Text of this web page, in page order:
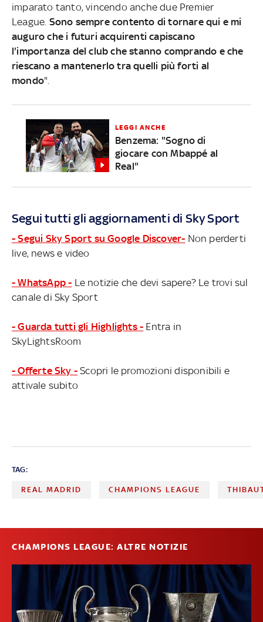
imparato tanto, vincendo anche due Premier
League. Sono sempre contento di tornare qui e mi
auguro che i futuri acquirenti capiscano
l'importanza del club che stanno comprando e che
riescano a mantenerlo tra quelli più forti al
mondo".
LEGGI ANCHE
Benzema: "Sogno di
giocare con Mbappé al
Real"
Segui tutti gli aggiornamenti di Sky Sport
- Segui Sky Sport su Google Discover- Non perderti
live, news e video
- WhatsApp - Le notizie che devi sapere? Le trovi sul
canale di Sky Sport
- Guarda tutti gli Highlights - Entra in
SkyLightsRoom
- Offerte Sky - Scopri le promozioni disponibili e
attivale subito
TAG:
REAL MADRID CHAMPIONS LEAGUE
CHAMPIONS LEAGUE: ALTRE NOTIZIE